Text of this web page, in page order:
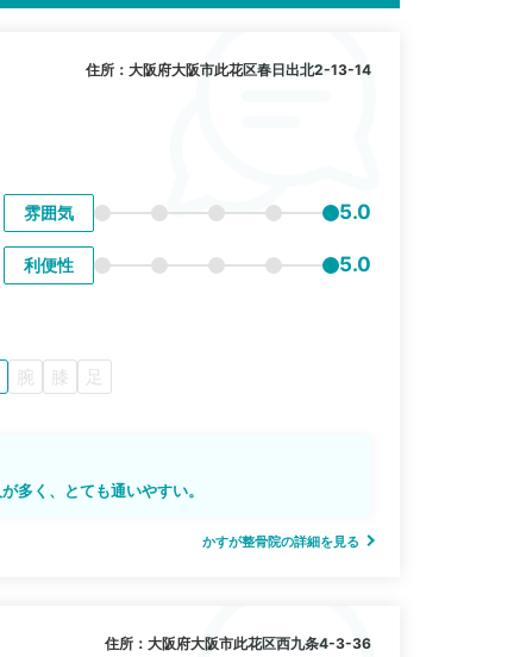
住所：大阪府大阪市此花区春日出北2-13-14
雰囲気 5.0
利便性 5.0
腕 膝 足
多く、とても通いやすい。
かすが整骨院の詳細を見る
住所：大阪府大阪市此花区西九条4-3-36